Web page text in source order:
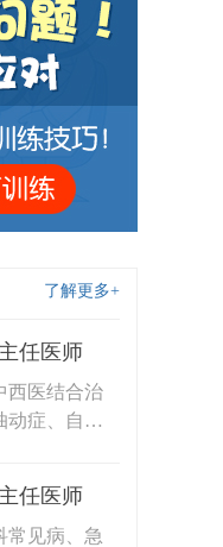
了解更多+
任医师
西医结合治
动症、自闭
任医师
常见病、急